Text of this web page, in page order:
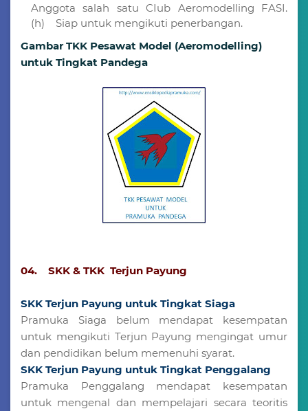
Anggota salah satu CIub Aeromodelling FASI.
(h) Siap untuk mengikuti penerbangan.
Gambar TKK Pesawat Model (Aeromodelling)
untuk Tingkat Pandega
04. SKK & TKK Terjun Payung
SKK Terjun Payung untuk Tingkat Siaga
Pramuka Siaga belum mendapat kesempatan
untuk mengikuti Terjun Payung mengingat umur
dan pendidikan belum memenuhi syarat.
SKK Terjun Payung untuk Tingkat Penggalang
Pramuka Penggalang mendapat kesempatan
untuk mengenal dan mempelajari secara teoritis